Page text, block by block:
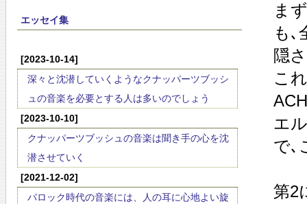
エッセイ集
[2023-10-14]
深々と沈潜していくようなクナッパーツブッシ
ュの音楽を必要とする人は多いのでしょう
[2023-10-10]
クナッパーツブッシュの音楽は聞き手の心を沈
潜させていく
[2021-12-02]
バロック時代の音楽には、人の耳に心地よい旋
ま
も､
隠
こ
エ
で､
第2